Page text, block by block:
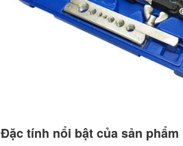
Đặc tính nổi bật của sản phẩm